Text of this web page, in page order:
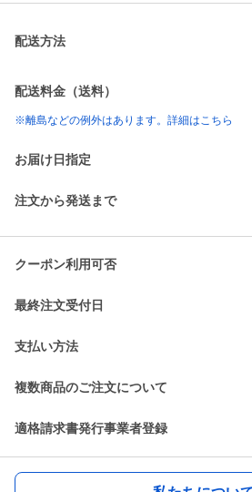
配送方法
配送料金（送料）
※離島などの例外はあります。詳細はこちら
お届け日指定
注文から発送まで
クーポン利用可否
最終注文受付日
支払い方法
複数商品のご注文について
適格請求書発行事業者登録